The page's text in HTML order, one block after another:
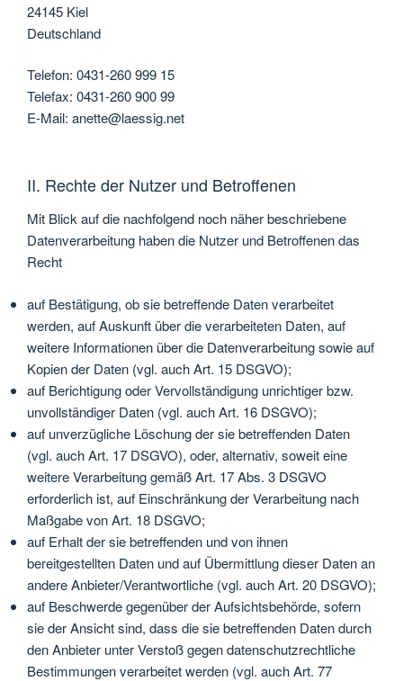
24145 Kiel
Deutschland
Telefon: 0431-260 999 15
Telefax: 0431-260 900 99
E-Mail: anette@laessig.net
II. Rechte der Nutzer und Betroffenen
Mit Blick auf die nachfolgend noch näher beschriebene
Datenverarbeitung haben die Nutzer und Betroffenen das
Recht
auf Bestätigung, ob sie betreffende Daten verarbeitet
werden, auf Auskunft über die verarbeiteten Daten, auf
weitere Informationen über die Datenverarbeitung sowie auf
Kopien der Daten (vgl. auch Art. 15 DSGVO);
auf Berichtigung oder Vervollständigung unrichtiger bzw.
unvollständiger Daten (vgl. auch Art. 16 DSGVO);
auf unverzügliche Löschung der sie betreffenden Daten
(vgl. auch Art. 17 DSGVO), oder, alternativ, soweit eine
weitere Verarbeitung gemäß Art. 17 Abs. 3 DSGVO
erforderlich ist, auf Einschränkung der Verarbeitung nach
Maßgabe von Art. 18 DSGVO;
auf Erhalt der sie betreffenden und von ihnen
bereitgestellten Daten und auf Übermittlung dieser Daten an
andere Anbieter/Verantwortliche (vgl. auch Art. 20 DSGVO);
auf Beschwerde gegenüber der Aufsichtsbehörde, sofern
sie der Ansicht sind, dass die sie betreffenden Daten durch
den Anbieter unter Verstoß gegen datenschutzrechtliche
Bestimmungen verarbeitet werden (vgl. auch Art. 77